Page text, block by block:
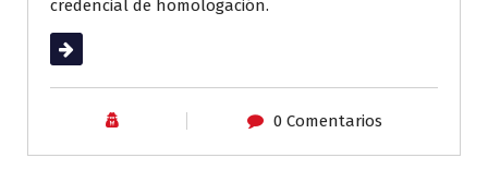
credencial de homologación.
Leer más
0 Comentarios